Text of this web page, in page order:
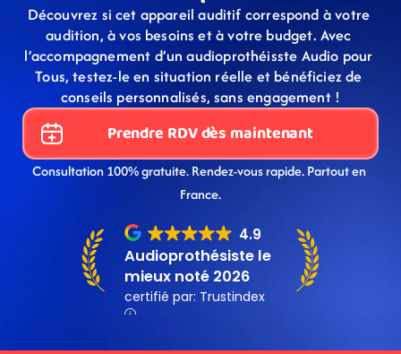
Découvrez si cet appareil auditif correspond à votre
audition, à vos besoins et à votre budget. Avec
l’accompagnement d’un audioprothéisste Audio pour
Tous, testez-le en situation réelle et bénéficiez de
conseils personnalisés, sans engagement !
Prendre RDV dès maintenant
Consultation 100% gratuite. Rendez-vous rapide. Partout en
France.